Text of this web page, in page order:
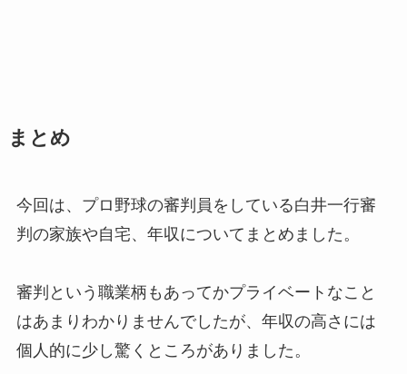
まとめ
今回は、プロ野球の審判員をしている白井一行審
判の家族や自宅、年収についてまとめました。
審判という職業柄もあってかプライベートなこと
はあまりわかりませんでしたが、年収の高さには
個人的に少し驚くところがありました。